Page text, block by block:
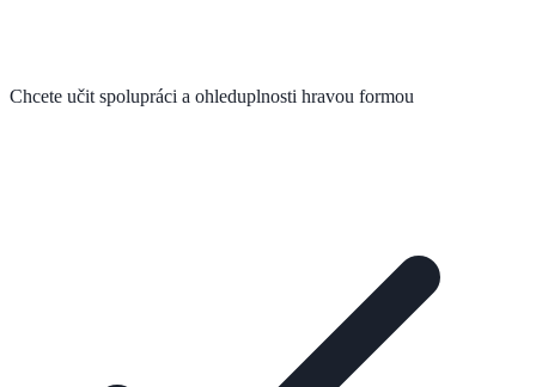
Chcete učit spolupráci a ohleduplnosti hravou formou